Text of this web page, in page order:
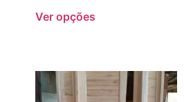
Ver opções